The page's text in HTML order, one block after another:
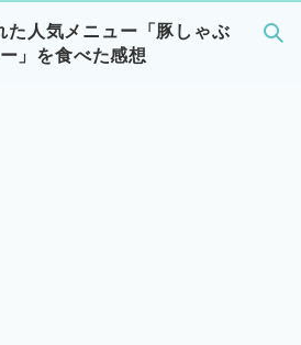
た人気メニュー「豚しゃぶ
」を食べた感想